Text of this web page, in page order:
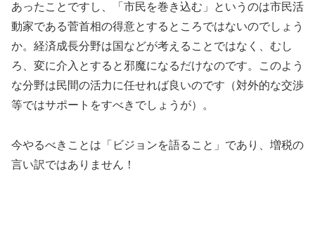
あったことですし、「市民を巻き込む」というのは市民活
動家である菅首相の得意とするところではないのでしょう
か。経済成長分野は国などが考えることではなく、むし
ろ、変に介入とすると邪魔になるだけなのです。このよう
な分野は民間の活力に任せれば良いのです（対外的な交渉
等ではサポートをすべきでしょうが）。
今やるべきことは「ビジョンを語ること」であり、増税の
言い訳ではありません！